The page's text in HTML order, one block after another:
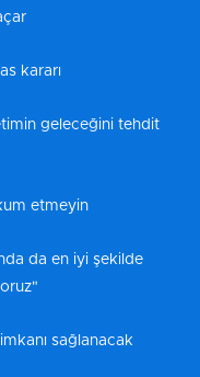
kararı
geleceğini tehdit
etmeyin
da en iyi şekilde
sağlanacak